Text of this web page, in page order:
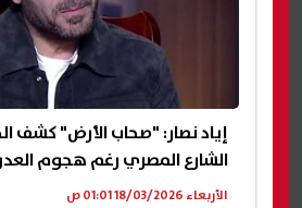
إياد نصار: "صحاب الأرض" كشف
الشارع المصري رغم هجوم
الأربعاء 18/03/2026 01:01 ص